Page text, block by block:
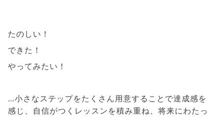
たのしい！
できた！
やってみたい！
…小さなステップをたくさん用意することで達成感を
感じ、自信がつくレッスンを積み重ね、将来にわたっ